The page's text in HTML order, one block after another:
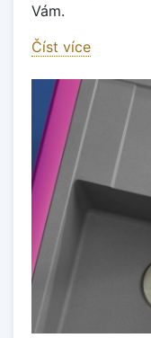
Vám.
Číst více